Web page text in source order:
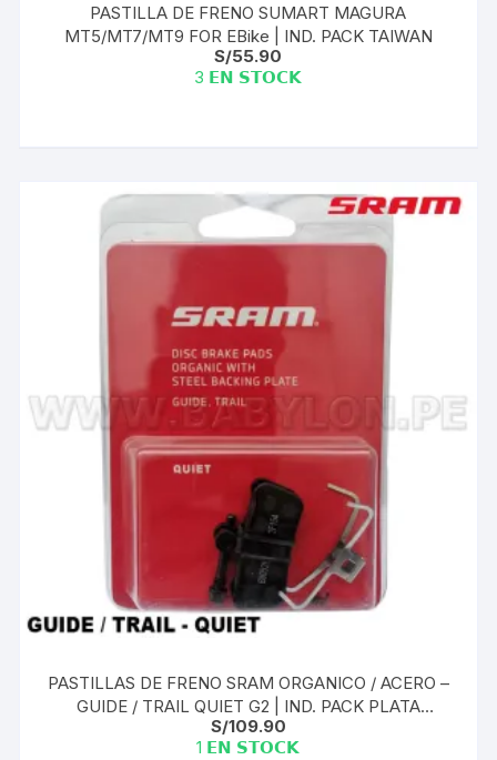
PASTILLA DE FRENO SUMART MAGURA
MT5/MT7/MT9 FOR EBike | IND. PACK TAIWAN
S/55.90
3 𝗘𝗡 𝗦𝗧𝗢𝗖𝗞
PASTILLAS DE FRENO SRAM ORGANICO / ACERO –
GUIDE / TRAIL QUIET G2 | IND. PACK PLATA
(TAIWAN)
S/109.90
1 𝗘𝗡 𝗦𝗧𝗢𝗖𝗞